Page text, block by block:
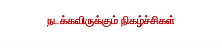
நடக்கவிருக்கும் நிகழ்ச்சிகள்